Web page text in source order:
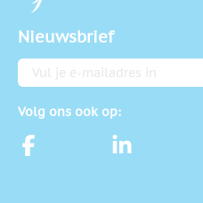
Nieuwsbrief
E-mailadres
Volg ons ook op: